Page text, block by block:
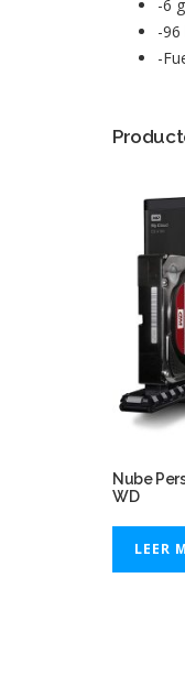
-6
-
-
Nube
WD
LEER